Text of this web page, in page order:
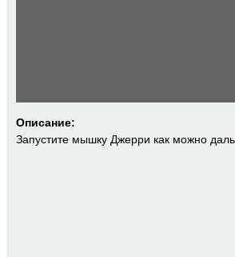
Описание:
Запустите мышку Джерри как можно